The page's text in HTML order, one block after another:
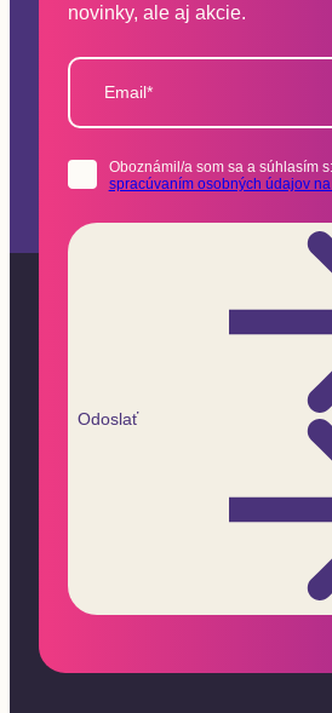
novinky, ale aj akcie.
Email*
Oboznámil/a som sa a súhlasím s:
spracúvaním osobných údajov
Odoslať